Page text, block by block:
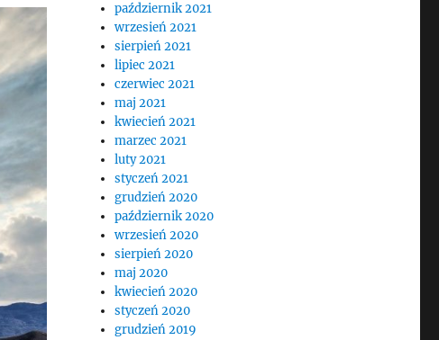
październik 2021
wrzesień 2021
sierpień 2021
lipiec 2021
czerwiec 2021
maj 2021
kwiecień 2021
marzec 2021
luty 2021
styczeń 2021
grudzień 2020
październik 2020
wrzesień 2020
sierpień 2020
maj 2020
kwiecień 2020
styczeń 2020
grudzień 2019